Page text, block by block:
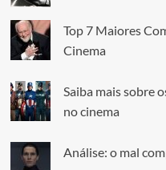
Top 7 Maiores
Cinema
Saiba mais sobre
no cinema
Análise: o mal